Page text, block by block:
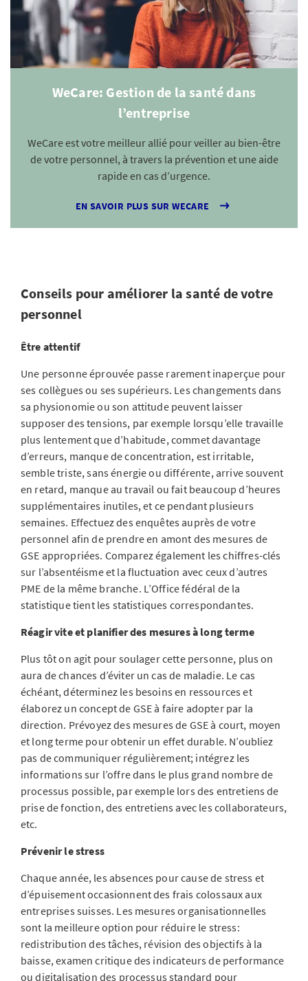
WeCare: Gestion de la santé dans
l’entreprise
WeCare est votre meilleur allié pour veiller au bien-être
de votre personnel, à travers la prévention et une aide
rapide en cas d’urgence.
EN SAVOIR PLUS SUR WECARE
Conseils pour améliorer la santé de votre
personnel
Être attentif
Une personne éprouvée passe rarement inaperçue pour
ses collègues ou ses supérieurs. Les changements dans
sa physionomie ou son attitude peuvent laisser
supposer des tensions, par exemple lorsqu’elle travaille
plus lentement que d’habitude, commet davantage
d’erreurs, manque de concentration, est irritable,
semble triste, sans énergie ou différente, arrive souvent
en retard, manque au travail ou fait beaucoup d’heures
supplémentaires inutiles, et ce pendant plusieurs
semaines. Effectuez des enquêtes auprès de votre
personnel afin de prendre en amont des mesures de
GSE appropriées. Comparez également les chiffres-clés
sur l’absentéisme et la fluctuation avec ceux d’autres
PME de la même branche. L’Office fédéral de la
statistique tient les statistiques correspondantes.
Réagir vite et planifier des mesures à long terme
Plus tôt on agit pour soulager cette personne, plus on
aura de chances d’éviter un cas de maladie. Le cas
échéant, déterminez les besoins en ressources et
élaborez un concept de GSE à faire adopter par la
direction. Prévoyez des mesures de GSE à court, moyen
et long terme pour obtenir un effet durable. N’oubliez
pas de communiquer régulièrement; intégrez les
informations sur l’offre dans le plus grand nombre de
processus possible, par exemple lors des entretiens de
prise de fonction, des entretiens avec les collaborateurs,
etc.
Prévenir le stress
Chaque année, les absences pour cause de stress et
d’épuisement occasionnent des frais colossaux aux
entreprises suisses. Les mesures organisationnelles
sont la meilleure option pour réduire le stress:
redistribution des tâches, révision des objectifs à la
baisse, examen critique des indicateurs de performance
ou digitalisation des processus standard pour